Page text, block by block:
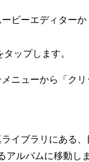
ービーエディターか
タップします。
ニューから「クリ
ライブラリにある、
アルバムに移動し